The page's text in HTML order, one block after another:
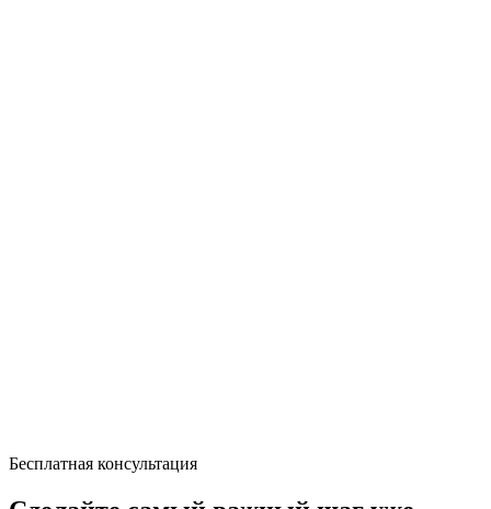
Бесплатная консультация